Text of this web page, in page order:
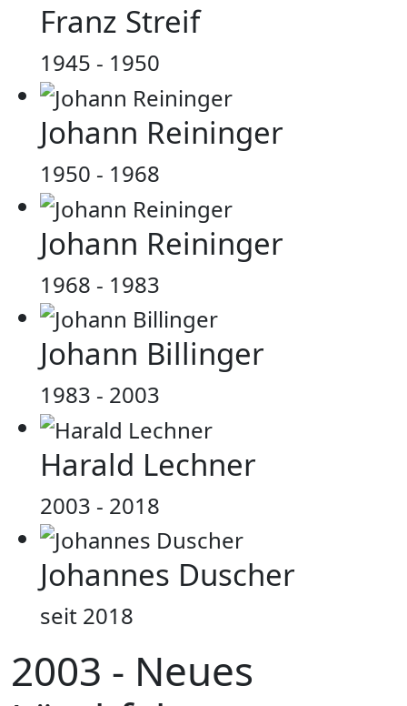
Franz Streif
1945 - 1950
Johann Reininger
1950 - 1968
Johann Reininger
1968 - 1983
Johann Billinger
1983 - 2003
Harald Lechner
2003 - 2018
Johannes Duscher
seit 2018
2003 - Neues